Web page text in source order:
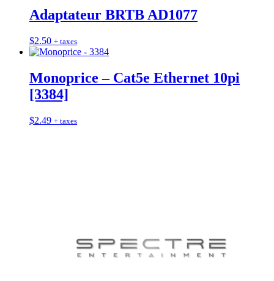
Adaptateur BRTB AD1077
$2.50 + taxes
Monoprice – Cat5e Ethernet 10pi
[3384]
$2.49 + taxes